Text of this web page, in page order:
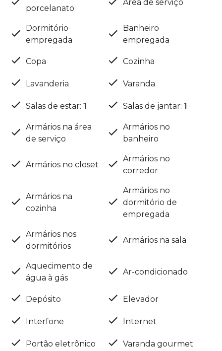
porcelanato
Área de serviço
Dormitório
empregada
Banheiro
empregada
Copa Cozinha
Lavanderia Varanda
Salas de estar: 1 Salas de jantar: 1
Armários na área
de serviço
Armários no
banheiro
Armários no closet
Armários no
corredor
Armários na
cozinha
Armários no
dormitório de
empregada
Armários nos
dormitórios
Armários na sala
Aquecimento de
água à gás
Ar-condicionado
Depósito Elevador
Interfone Internet
Portão eletrônico Varanda gourmet